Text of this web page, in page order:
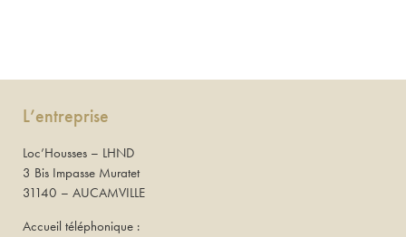
L’entreprise
Loc’Housses – LHND
3 Bis Impasse Muratet
31140 – AUCAMVILLE
Accueil téléphonique :